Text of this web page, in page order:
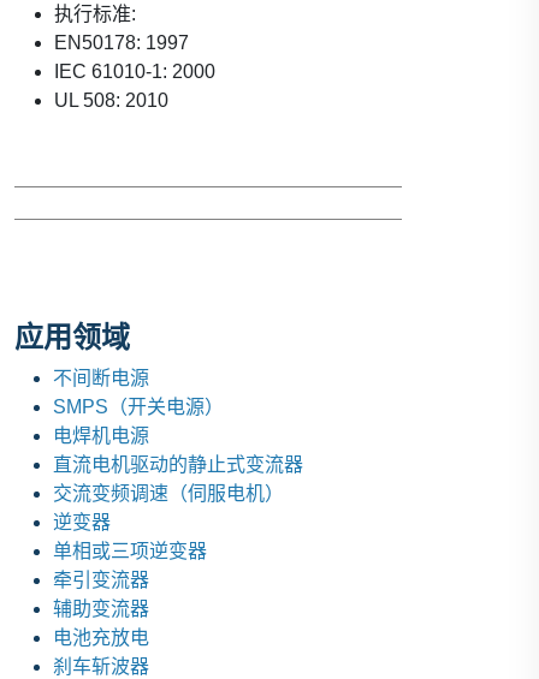
执行标准:
EN50178: 1997
IEC 61010-1: 2000
UL 508: 2010
应用领域
不间断电源
SMPS（开关电源）
电焊机电源
直流电机驱动的静止式变流器
交流变频调速（伺服电机）
逆变器
单相或三项逆变器
牵引变流器
辅助变流器
电池充放电
刹车斩波器